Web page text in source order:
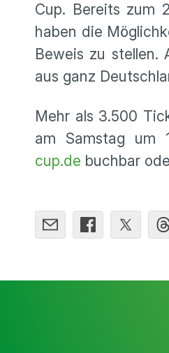
Cup. Bereits zum
haben die
Beweis zu stellen.
aus ganz
Mehr als 3.500
am Samstag um
cup.de buchbar